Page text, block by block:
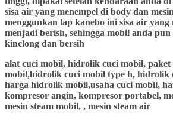
sisa air yang menempel di body dan
menggunkan lap kanebo ini sisa air yang
menjadi berish, sehingga mobil anda
kinclong dan bersih
alat cuci mobil, hidrolik cuci mobil, paket
mobil,hidrolik cuci mobil type h, hidrolik
harga hidrolik mobil,usaha cuci mobil,
kompresor angin, kompresor portabel,
mesin steam mobil, , mesin steam air